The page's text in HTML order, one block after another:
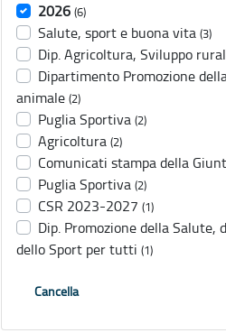
2026 (6)
Salute, sport e buona vita (3)
Dip. Agricoltura, Sviluppo
Dipartimento Promozione
animale (2)
Puglia Sportiva (2)
Agricoltura (2)
Comunicati stampa della
Puglia Sportiva (2)
CSR 2023-2027 (1)
Dip. Promozione della Salute,
dello Sport per tutti (1)
Cancella